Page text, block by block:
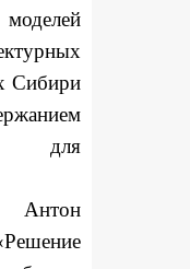
моделей
Сибири
для